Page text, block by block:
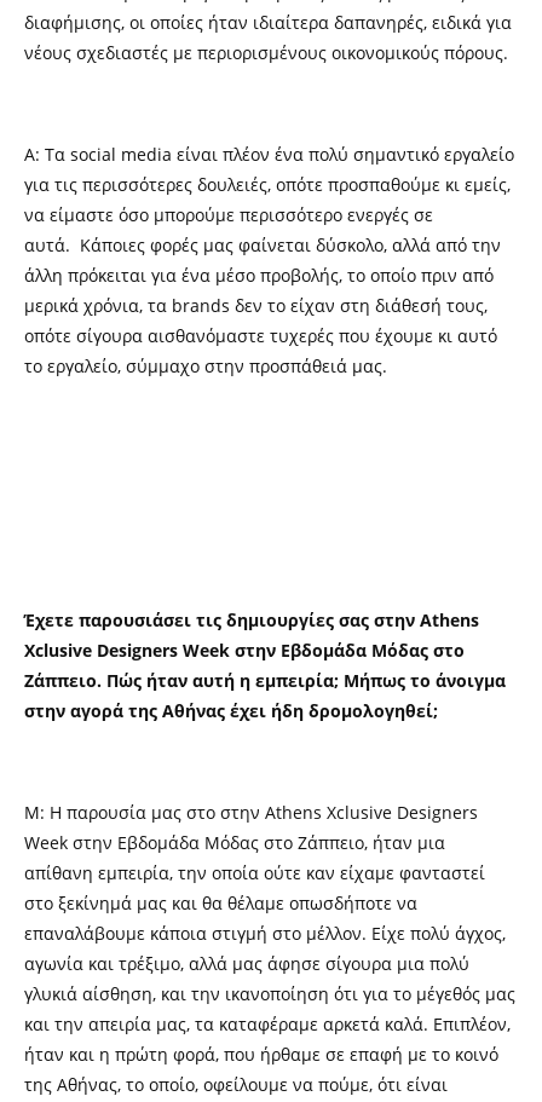
διαφήμισης, οι οποίες ήταν ιδιαίτερα δαπανηρές, ειδικά για
νέους σχεδιαστές με περιορισμένους οικονομικούς πόρους.
Α: Τα social media είναι πλέον ένα πολύ σημαντικό εργαλείο
για τις περισσότερες δουλειές, οπότε προσπαθούμε κι εμείς,
να είμαστε όσο μπορούμε περισσότερο ενεργές σε
αυτά. Κάποιες φορές μας φαίνεται δύσκολο, αλλά από την
άλλη πρόκειται για ένα μέσο προβολής, το οποίο πριν από
μερικά χρόνια, τα brands δεν το είχαν στη διάθεσή τους,
οπότε σίγουρα αισθανόμαστε τυχερές που έχουμε κι αυτό
το εργαλείο, σύμμαχο στην προσπάθειά μας.
Έχετε παρουσιάσει τις δημιουργίες σας στην Athens
Xclusive Designers Week στην Εβδομάδα Μόδας στο
Ζάππειο. Πώς ήταν αυτή η εμπειρία; Μήπως το άνοιγμα
στην αγορά της Αθήνας έχει ήδη δρομολογηθεί;
Μ: H παρουσία μας στο στην Athens Xclusive Designers
Week στην Εβδομάδα Μόδας στο Ζάππειο, ήταν μια
απίθανη εμπειρία, την οποία ούτε καν είχαμε φανταστεί
στο ξεκίνημά μας και θα θέλαμε οπωσδήποτε να
επαναλάβουμε κάποια στιγμή στο μέλλον. Είχε πολύ άγχος,
αγωνία και τρέξιμο, αλλά μας άφησε σίγουρα μια πολύ
γλυκιά αίσθηση, και την ικανοποίηση ότι για το μέγεθός μας
και την απειρία μας, τα καταφέραμε αρκετά καλά. Επιπλέον,
ήταν και η πρώτη φορά, που ήρθαμε σε επαφή με το κοινό
της Αθήνας, το οποίο, οφείλουμε να πούμε, ότι είναι